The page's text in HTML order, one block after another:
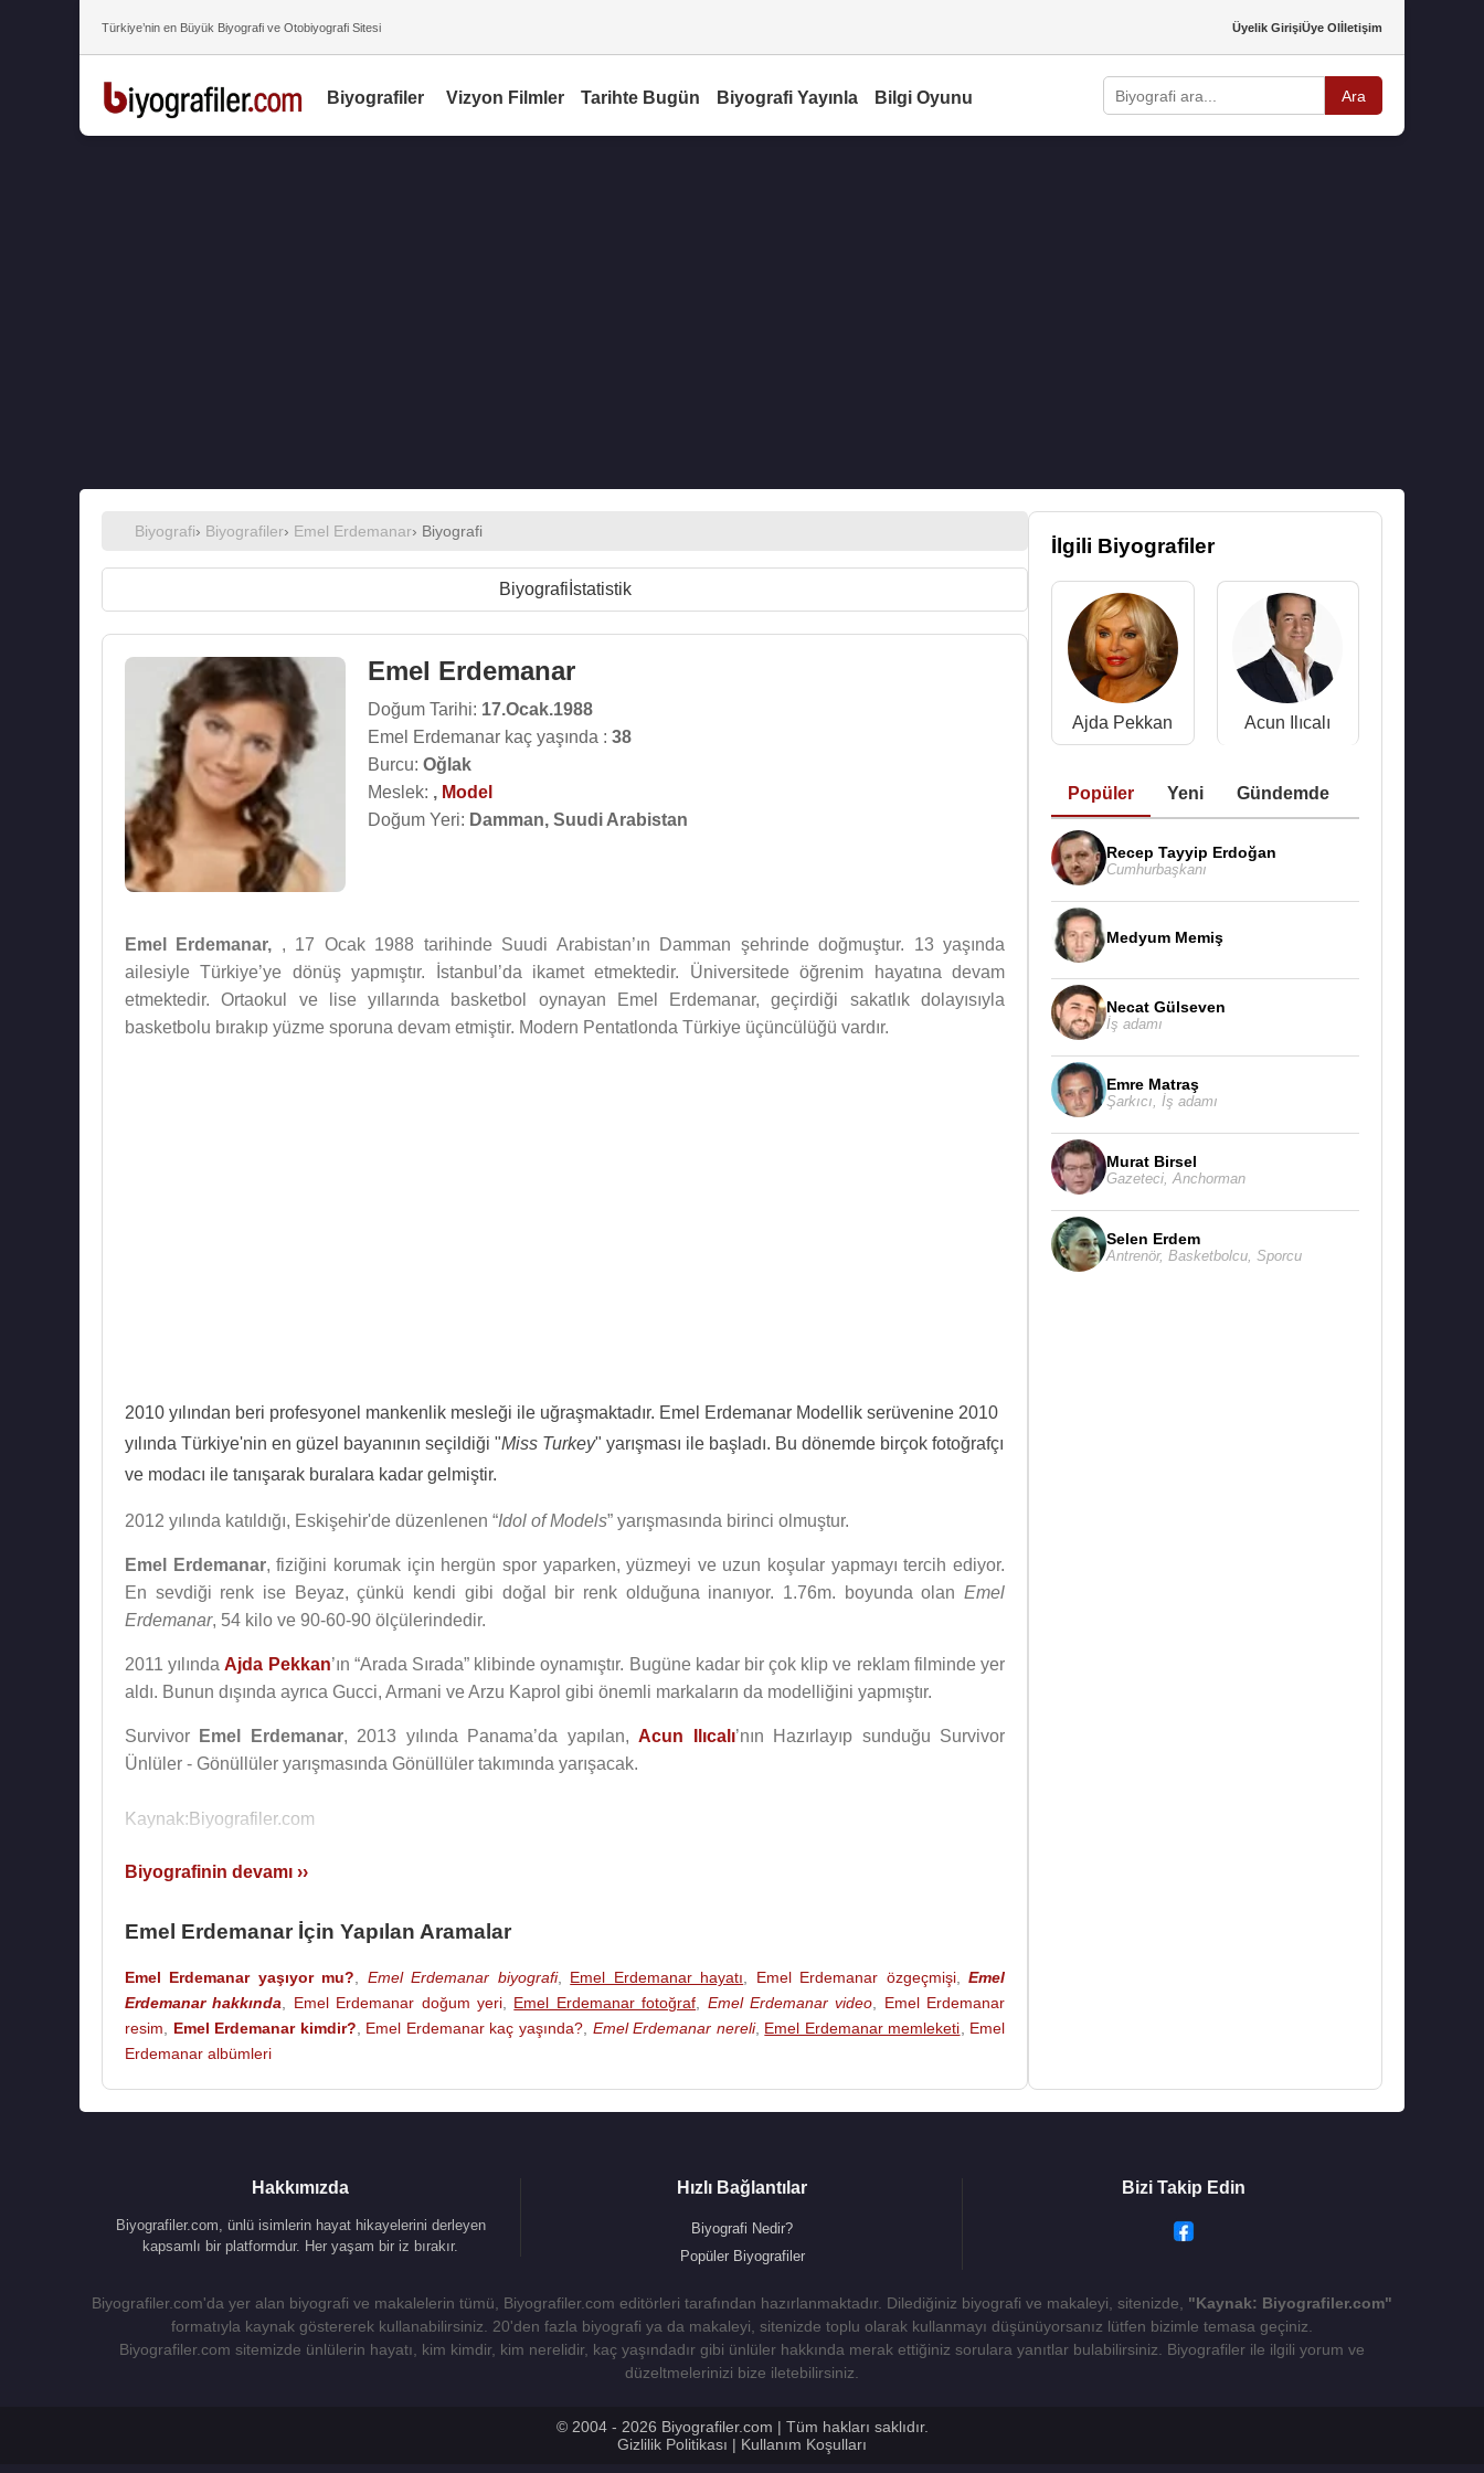
Türkiye’nin en Büyük Biyografi ve Otobiyografi Sitesi Üyelik GirişiÜye Olİletişim
Biyografiler Vizyon Filmler Tarihte Bugün Biyografi Yayınla Bilgi Oyunu Ara
Biyografi› Biyografiler› Emel Erdemanar› Biyografi
Biyografi İstatistik
Emel Erdemanar
Doğum Tarihi: 17.Ocak.1988
Emel Erdemanar kaç yaşında : 38
Burcu: Oğlak
Meslek: , Model
Doğum Yeri: Damman, Suudi Arabistan
Emel Erdemanar, , 17 Ocak 1988 tarihinde Suudi Arabistan’ın Damman şehrinde doğmuştur. 13 yaşında
ailesiyle Türkiye’ye dönüş yapmıştır. İstanbul’da ikamet etmektedir. Üniversitede öğrenim hayatına devam
etmektedir. Ortaokul ve lise yıllarında basketbol oynayan Emel Erdemanar, geçirdiği sakatlık dolayısıyla
basketbolu bırakıp yüzme sporuna devam etmiştir. Modern Pentatlonda Türkiye üçüncülüğü vardır.
2010 yılından beri profesyonel mankenlik mesleği ile uğraşmaktadır. Emel Erdemanar Modellik serüvenine 2010
yılında Türkiye'nin en güzel bayanının seçildiği "Miss Turkey" yarışması ile başladı. Bu dönemde birçok fotoğrafçı
ve modacı ile tanışarak buralara kadar gelmiştir.
2012 yılında katıldığı, Eskişehir'de düzenlenen “Idol of Models” yarışmasında birinci olmuştur.
Emel Erdemanar, fiziğini korumak için hergün spor yaparken, yüzmeyi ve uzun koşular yapmayı tercih ediyor.
En sevdiği renk ise Beyaz, çünkü kendi gibi doğal bir renk olduğuna inanıyor. 1.76m. boyunda olan Emel
Erdemanar, 54 kilo ve 90-60-90 ölçülerindedir.
2011 yılındaAjda Pekkan’ın “Arada Sırada” klibinde oynamıştır. Bugüne kadar bir çok klip ve reklam filminde yer
aldı. Bunun dışında ayrıca Gucci, Armani ve Arzu Kaprol gibi önemli markaların da modelliğini yapmıştır.
Survivor Emel Erdemanar, 2013 yılında Panama’da yapılan,Acun Ilıcalı’nın Hazırlayıp sunduğu Survivor
Ünlüler - Gönüllüler yarışmasında Gönüllüler takımında yarışacak.
Kaynak:Biyografiler.com
Biyografinin devamı ››
Emel Erdemanar İçin Yapılan Aramalar
Emel Erdemanar yaşıyor mu? Emel Erdemanar biyografi, Emel Erdemanar hayatı Emel Erdemanar özgeçmişi,Emel
Erdemanar hakkında
Emel Erdemanar doğum yeri, Emel Erdemanar fotoğraf Emel Erdemanar video
Emel Erdemanar
resim
Emel Erdemanar kimdir? Emel Erdemanar kaç yaşında? Emel Erdemanar nereli, Emel Erdemanar memleketi
Emel
Erdemanar albümleri
İlgili Biyografiler
Ajda Pekkan Acun Ilıcalı
Popüler Yeni Gündemde
Recep Tayyip Erdoğan
Cumhurbaşkanı
Medyum Memiş
Necat Gülseven
İş adamı
Emre Matraş
Şarkıcı İş adamı
Murat Birsel
Gazeteci Anchorman
Selen Erdem
Antrenör, Basketbolcu Sporcu
Hakkımızda
Biyografiler.com, ünlü isimlerin hayat hikayelerini derleyen
kapsamlı bir platformdur. Her yaşam bir iz bırakır.
Hızlı Bağlantılar
Biyografi Nedir?
Popüler Biyografiler
Bizi Takip Edin
Biyografiler.com'da yer alan biyografi ve makalelerin tümü, Biyografiler.com editörleri tarafından hazırlanmaktadır. Dilediğiniz biyografi ve makaleyi, sitenizde, "Kaynak: Biyografiler.com"
formatıyla kaynak göstererek kullanabilirsiniz. 20'den fazla biyografi ya da makaleyi, sitenizde toplu olarak kullanmayı düşünüyorsanız lütfen bizimle temasa geçiniz.
Biyografiler.com sitemizde ünlülerin hayatı, kim kimdir, kim nerelidir, kaç yaşındadır gibi ünlüler hakkında merak ettiğiniz sorulara yanıtlar bulabilirsiniz. Biyografiler ile ilgili yorum ve
düzeltmelerinizi bize iletebilirsiniz.
© 2004 - 2026 Biyografiler.com | Tüm hakları saklıdır.
Gizlilik Politikası | Kullanım Koşulları